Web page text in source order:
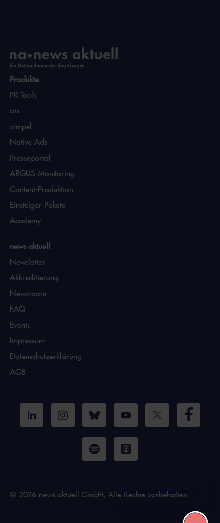
Produkte
PR-Tools
ots
zimpel
Native Ads
Presseportal
ARGUS Monitoring
Content-Produktion
Einsteiger-Pakete
Academy
news aktuell
Newsletter
Akkreditierung
Newsroom
FAQ
Events
Impressum
Datenschutzerklärung
AGB
© 2026 news aktuell GmbH, Alle Rechte vorbehalten